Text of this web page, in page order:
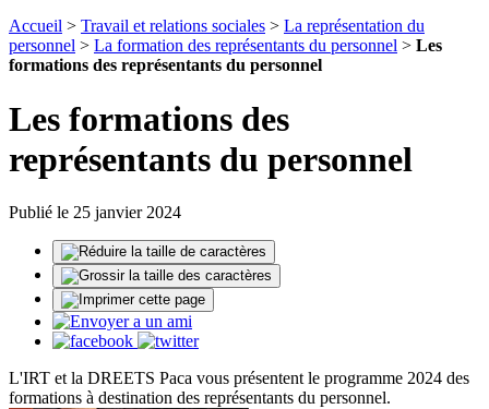
Accueil > Travail et relations sociales > La représentation du
personnel > La formation des représentants du personnel > Les
formations des représentants du personnel
Les formations des
représentants du personnel
Publié le 25 janvier 2024
L'IRT et la DREETS Paca vous présentent le programme 2024 des
formations à destination des représentants du personnel.